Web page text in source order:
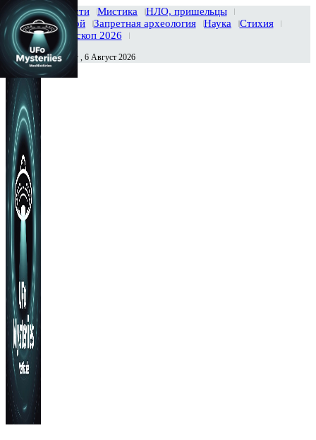
Главная Новости Мистика
НЛО, пришельцы
Тайны вселенной
Запретная археология Наука
Стихия
История
Гороскоп 2026
Сегодня Четверг , 6 Август 2026